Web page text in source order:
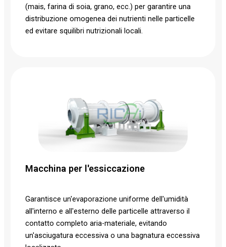
(mais, farina di soia, grano, ecc.) per garantire una
distribuzione omogenea dei nutrienti nelle particelle
ed evitare squilibri nutrizionali locali.
Macchina per l'essiccazione
Garantisce un'evaporazione uniforme dell'umidità
all'interno e all'esterno delle particelle attraverso il
contatto completo aria-materiale, evitando
un'asciugatura eccessiva o una bagnatura eccessiva